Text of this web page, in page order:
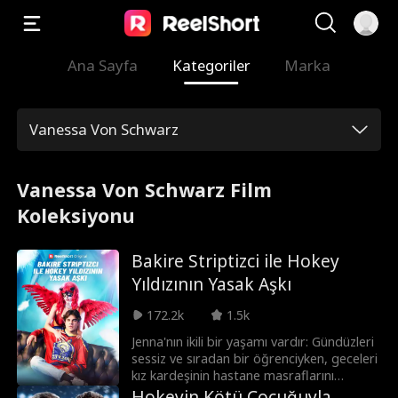
Ana Sayfa Kategoriler Marka
Vanessa Von Schwarz
Vanessa Von Schwarz Film
Koleksiyonu
Bakire Striptizci ile Hokey
Yıldızının Yasak Aşkı
172.2k
1.5k
Jenna'nın ikili bir yaşamı vardır: Gündüzleri
sessiz ve sıradan bir öğrenciyken, geceleri
kız kardeşinin hastane masraflarını
ödemek için gizlice striptizcilik yapar.